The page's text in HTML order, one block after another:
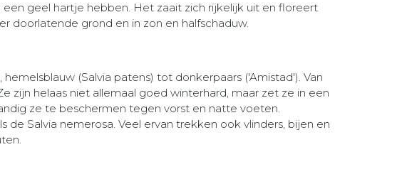
geel hartje hebben. Het zaait zich rijkelijk uit en floreert
doorlatende grond en in zon en halfschaduw.
(Salvia patens) tot donkerpaars ('Amistad'). Van
zijn helaas niet allemaal goed winterhard, maar zet ze in een
ze te beschermen tegen vorst en natte voeten.
Salvia nemerosa. Veel ervan trekken ook vlinders, bijen en